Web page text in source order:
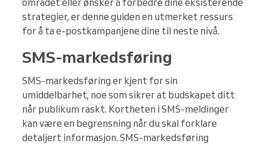
området eller ønsker å forbedre dine eksisterende
strategier, er denne guiden en utmerket ressurs
for å ta e-postkampanjene dine til neste nivå.
SMS-markedsføring
SMS-markedsføring er kjent for sin
umiddelbarhet, noe som sikrer at budskapet ditt
når publikum raskt. Kortheten i SMS-meldinger
kan være en begrensning når du skal forklare
detaljert informasjon. SMS-markedsføring